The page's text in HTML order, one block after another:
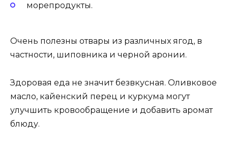
морепродукты.
Очень полезны отвары из различных ягод, в
частности, шиповника и черной аронии.
Здоровая еда не значит безвкусная. Оливковое
масло, кайенский перец и куркума могут
улучшить кровообращение и добавить аромат
блюду.